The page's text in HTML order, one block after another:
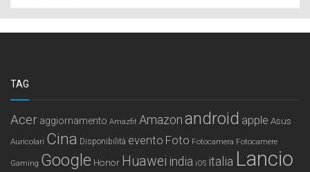
TAG
Acer aggiornamento Amazfit Amazonandroid apple Asus
Auricolari Cina Disponibilità evento Foto Fotocamera Fotocamere
Gaming Google Honor Huawei india iOS italia Lancio